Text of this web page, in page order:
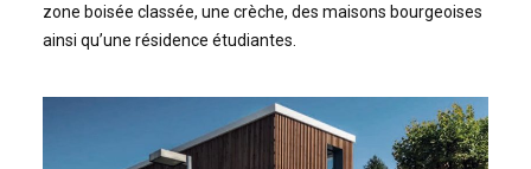
zone boisée classée, une crèche, des maisons bourgeoises
ainsi qu’une résidence étudiantes.